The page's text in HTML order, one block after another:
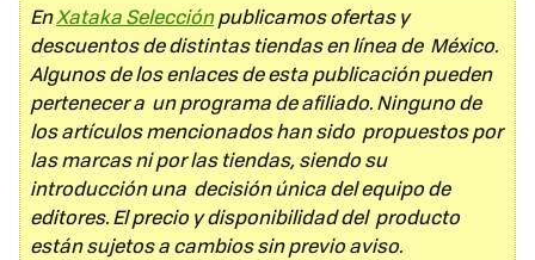
EnXataka Selecciónpublicamos ofertas y
descuentos de distintas tiendas en línea de México.
Algunos de los enlaces de esta publicación pueden
pertenecer a un programa de afiliado. Ninguno de
los artículos mencionados han sido propuestos por
las marcas ni por las tiendas, siendo su
introducción una decisión única del equipo de
editores. El precio y disponibilidad del producto
están sujetos a cambios sin previo aviso.